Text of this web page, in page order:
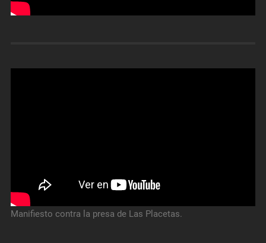
Manifiesto contra la presa de Las Placetas.